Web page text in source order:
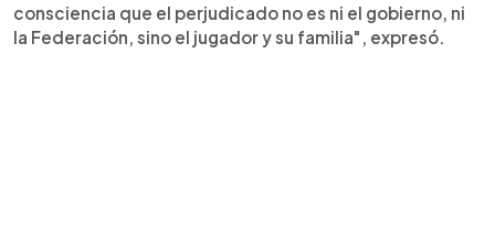
consciencia que el perjudicado no es ni el gobierno, ni
la Federación, sino el jugador y su familia", expresó.